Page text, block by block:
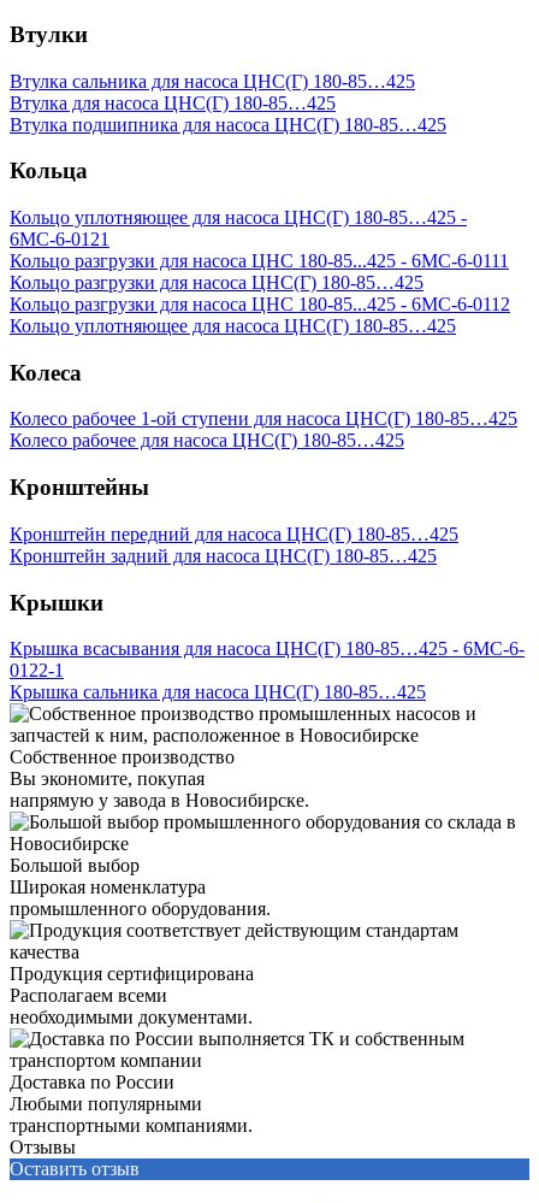
Втулки
Втулка сальника для насоса ЦНС(Г) 180-85…425
Втулка для насоса ЦНС(Г) 180-85…425
Втулка подшипника для насоса ЦНС(Г) 180-85…425
Кольца
Кольцо уплотняющее для насоса ЦНС(Г) 180-85…425 -
6МС-6-0121
Кольцо разгрузки для насоса ЦНС 180-85...425 - 6МС-6-0111
Кольцо разгрузки для насоса ЦНС(Г) 180-85…425
Кольцо разгрузки для насоса ЦНС 180-85...425 - 6МС-6-0112
Кольцо уплотняющее для насоса ЦНС(Г) 180-85…425
Колеса
Колесо рабочее 1-ой ступени для насоса ЦНС(Г) 180-85…425
Колесо рабочее для насоса ЦНС(Г) 180-85…425
Кронштейны
Кронштейн передний для насоса ЦНС(Г) 180-85…425
Кронштейн задний для насоса ЦНС(Г) 180-85…425
Крышки
Крышка всасывания для насоса ЦНС(Г) 180-85…425 - 6МС-6-
0122-1
Крышка сальника для насоса ЦНС(Г) 180-85…425
Собственное производство
Вы экономите, покупая
напрямую у завода в Новосибирске.
Большой выбор
Широкая номенклатура
промышленного оборудования.
Продукция сертифицирована
Располагаем всеми
необходимыми документами.
Доставка по России
Любыми популярными
транспортными компаниями.
Отзывы
Оставить отзыв